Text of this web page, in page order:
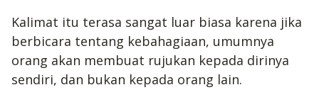
Kalimat itu terasa sangat luar biasa karena jika
berbicara tentang kebahagiaan, umumnya
orang akan membuat rujukan kepada dirinya
sendiri, dan bukan kepada orang lain.